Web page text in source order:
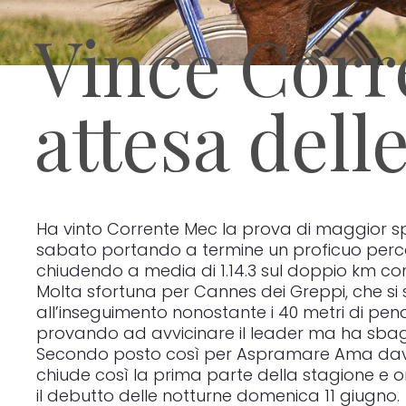
Vince
attesa
Ha vinto Corrente Mec la prova di maggior
sabato portando a termine un proficuo
chiudendo a media di 1.14.3 sul doppio km
Molta sfortuna per Cannes dei Greppi, che
all’inseguimento nonostante i 40 metri di
provando ad avvicinare il leader ma ha
Secondo posto così per Aspramare Ama
chiude così la prima parte della stagione e
il debutto delle notturne domenica 11 giugno.